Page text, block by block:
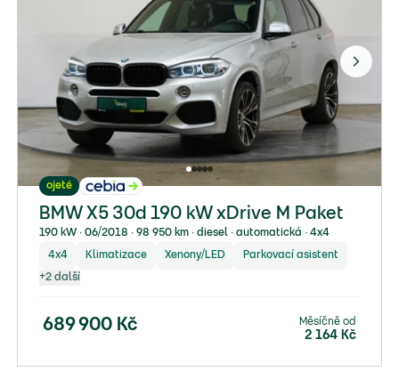
ojeté
BMW X5 30d 190 kW xDrive M Paket
190 kW ∙ 06/2018 ∙ 98 950 km ∙ diesel ∙ automatická ∙ 4x4
4x4 Klimatizace Xenony/LED Parkovací asistent
+2 další
689 900 Kč Měsíčně od
2 164 Kč